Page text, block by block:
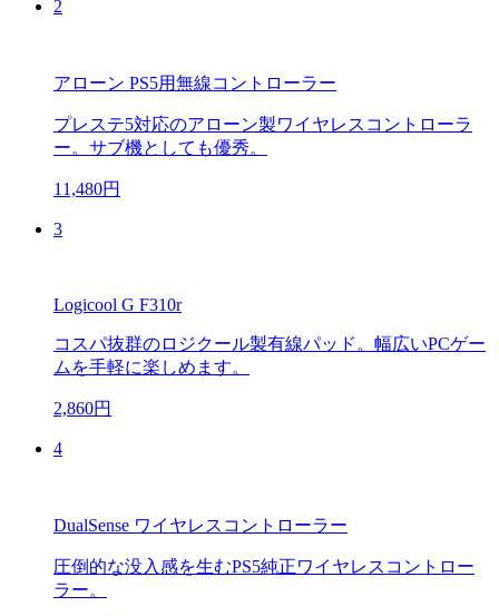
2
アローン PS5用無線コントローラー
プレステ5対応のアローン製ワイヤレスコントローラ
ー。サブ機としても優秀。
11,480円
3
Logicool G F310r
コスパ抜群のロジクール製有線パッド。幅広いPCゲー
ムを手軽に楽しめます。
2,860円
4
DualSense ワイヤレスコントローラー
圧倒的な没入感を生むPS5純正ワイヤレスコントロー
ラー。